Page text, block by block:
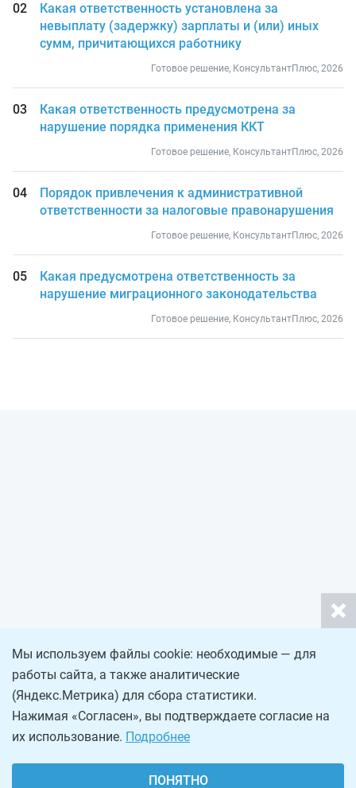
Какая ответственность установлена за
невыплату (задержку) зарплаты и (или) иных
сумм, причитающихся работнику
Готовое решение, КонсультантПлюс, 2026
Какая ответственность предусмотрена за
нарушение порядка применения ККТ
Готовое решение, КонсультантПлюс, 2026
Порядок привлечения к административной
ответственности за налоговые правонарушения
Готовое решение, КонсультантПлюс, 2026
Какая предусмотрена ответственность за
нарушение миграционного законодательства
Готовое решение, КонсультантПлюс, 2026
Мы используем файлы cookie: необходимые — для
работы сайта, а также аналитические
(Яндекс.Метрика) для сбора статистики.
Нажимая «Согласен», вы подтверждаете согласие на
их использование. Подробнее
ПОНЯТНО